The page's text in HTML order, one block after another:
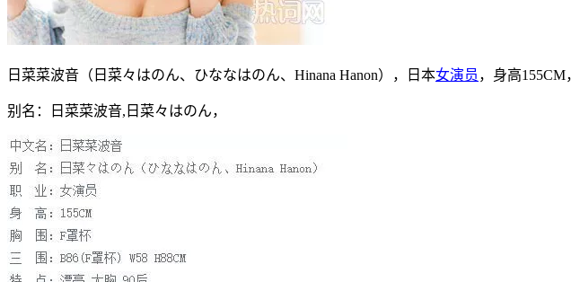
日菜菜波音（日菜々はのん、ひななはのん、Hinana Hanon），日本女演员 ，身高155CM
别名：日菜菜波音,日菜々はのん，